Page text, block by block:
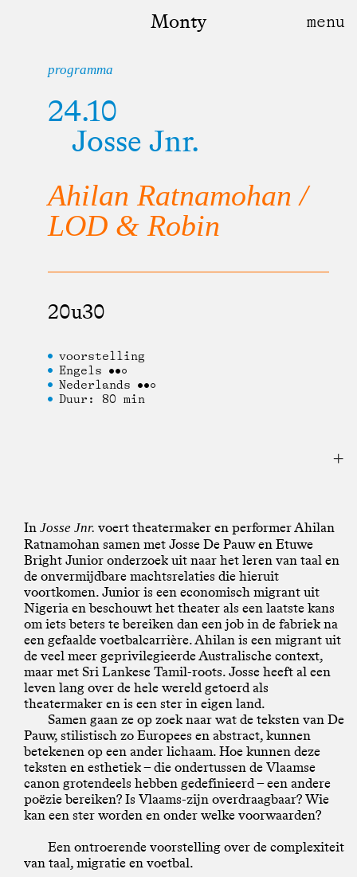
Monty
programma
24.10
Josse Jnr.
Ahilan Ratnamohan /
LOD & Robin
20u30
voorstelling
Engels
Nederlands
Duur: 80 min
In Josse Jnr. voert theatermaker en performer Ahilan
Ratnamohan samen met Josse De Pauw en Etuwe
Bright Junior onderzoek uit naar het leren van taal en
de onvermijdbare machtsrelaties die hieruit
voortkomen. Junior is een economisch migrant uit
Nigeria en beschouwt het theater als een laatste kans
om iets beters te bereiken dan een job in de fabriek na
een gefaalde voetbalcarrière. Ahilan is een migrant uit
de veel meer geprivilegieerde Australische context,
maar met Sri Lankese Tamil-roots. Josse heeft al een
leven lang over de hele wereld getoerd als
theatermaker en is een ster in eigen land.
Samen gaan ze op zoek naar wat de teksten van De
Pauw, stilistisch zo Europees en abstract, kunnen
betekenen op een ander lichaam. Hoe kunnen deze
teksten en esthetiek – die ondertussen de Vlaamse
canon grotendeels hebben gedefinieerd – een andere
poëzie bereiken? Is Vlaams-zijn overdraagbaar? Wie
kan een ster worden en onder welke voorwaarden?
Een ontroerende voorstelling over de complexiteit
van taal, migratie en voetbal.